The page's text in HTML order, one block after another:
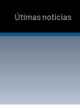
Útimas noticias